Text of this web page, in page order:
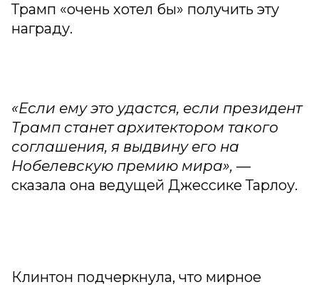
Трамп «очень хотел бы» получить эту
награду.
«Если ему это удастся, если президент
Трамп станет архитектором такого
соглашения, я выдвину его на
Нобелевскую премию мира», —
сказала она ведущей Джессике Тарлоу.
Клинтон подчеркнула, что мирное